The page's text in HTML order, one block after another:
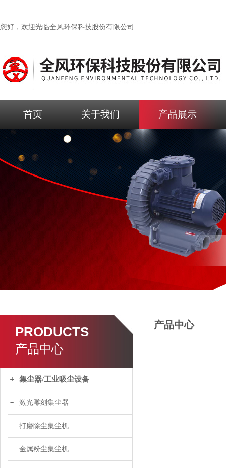
您好，欢迎光临全风环保科技股份有限公司
首页 关于我们 产品展示
PRODUCTS
产品中心
集尘器/工业吸尘设备
激光雕刻集尘器
打磨除尘集尘机
金属粉尘集尘机
产品中心